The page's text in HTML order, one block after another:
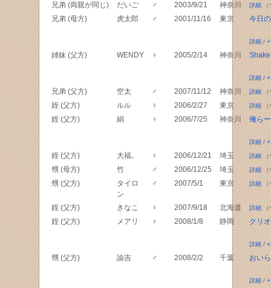
兄弟 (両親が同じ) だいご ♂ 2003/9/21 神奈川 詳細（
兄弟 (母方) 虎太郎 ♂ 2001/11/16 東京 今日
詳細/
姉妹 (父方) WENDY ♀ 2005/2/14 神奈川
詳細/
兄弟 (父方) 空太 ♂ 2007/11/12 神奈川 詳細（
姪 (父方) ルル ♀ 2006/2/27 東京 詳細（
姪 (父方) 絹 ♀ 2006/7/25 神奈川 俺ら
詳細/
姪 (父方) 大福。 ♀ 2006/12/21 埼玉 詳細（
甥 (母方) 竹 ♂ 2006/12/25 埼玉 詳細（
甥 (父方)
タイロ
ン
♂ 2007/5/1 東京 詳細（
姪 (父方) きなこ ♀ 2007/9/18 北海道 詳細（
姪 (父方) メアリ ♀ 2008/1/8 静岡 クリ
詳細/
甥 (父方) 諭吉 ♂ 2008/2/2 千葉 おい
詳細/